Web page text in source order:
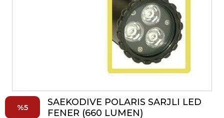
5
SAEKODIVE POLARIS SARJLI LED
FENER (660 LUMEN)